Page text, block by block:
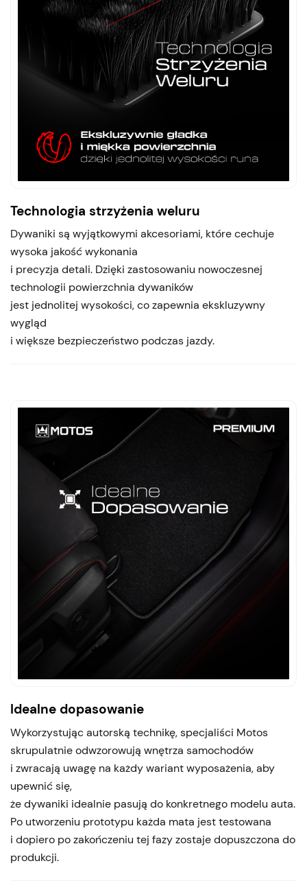
Technologia strzyżenia weluru
Dywaniki są wyjątkowymi akcesoriami, które cechuje
wysoka jakość wykonania
i precyzja detali. Dzięki zastosowaniu nowoczesnej
technologii powierzchnia dywaników
jest jednolitej wysokości, co zapewnia ekskluzywny
wygląd
i większe bezpieczeństwo podczas jazdy.
Idealne dopasowanie
Wykorzystując autorską technikę, specjaliści Motos
skrupulatnie odwzorowują wnętrza samochodów
i zwracają uwagę na każdy wariant wyposażenia, aby
upewnić się,
że dywaniki idealnie pasują do konkretnego modelu auta.
Po utworzeniu prototypu każda mata jest testowana
i dopiero po zakończeniu tej fazy zostaje dopuszczona do
produkcji.